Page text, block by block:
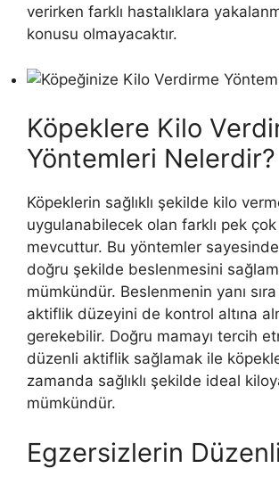
verirken farklı hastalıklara
konusu olmayacaktır.
Köpeklere Kilo
Yöntemleri Nelerdir?
Köpeklerin sağlıklı şekilde kilo
uygulanabilecek olan farklı pek
mevcuttur. Bu yöntemler
doğru şekilde beslenmesini
mümkündür. Beslenmenin yanı
aktiflik düzeyini de kontrol altına
gerekebilir. Doğru mamayı tercih
düzenli aktiflik sağlamak ile
zamanda sağlıklı şekilde ideal
mümkündür.
Egzersizlerin